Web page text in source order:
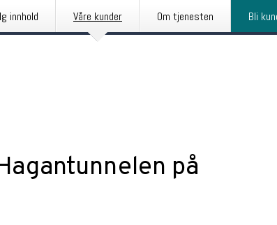
innhold Våre kunder Om tjenesten Bli
på